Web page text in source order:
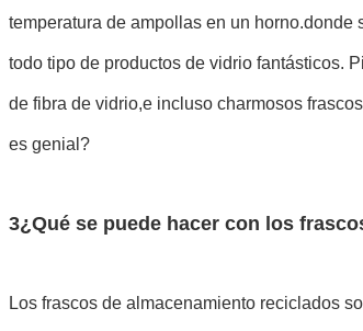
temperatura de ampollas en un
todo tipo de productos de vidrio fantásticos.
de fibra de vidrio,e incluso charmosos
es genial?
3¿Qué se puede hacer con los
Los frascos de almacenamiento reciclados